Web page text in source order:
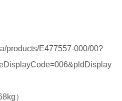
products/E477557-000/00?
）